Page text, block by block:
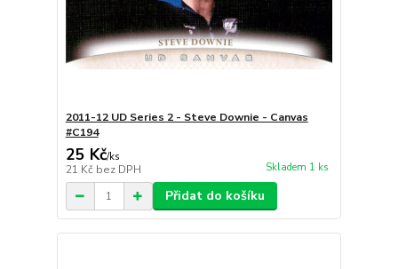
2011-12 UD Series 2 - Steve Downie - Canvas
#C194
25 Kč/ks
21 Kč bez DPH Skladem 1 ks
Přidat do košíku